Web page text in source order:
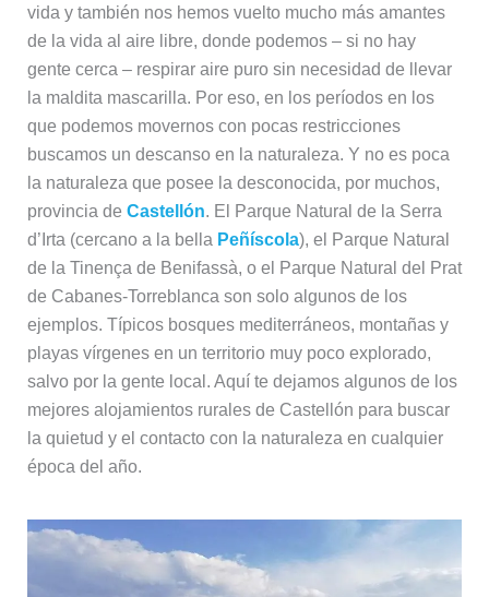
vida y también nos hemos vuelto mucho más amantes
de la vida al aire libre, donde podemos – si no hay
gente cerca – respirar aire puro sin necesidad de llevar
la maldita mascarilla. Por eso, en los períodos en los
que podemos movernos con pocas restricciones
buscamos un descanso en la naturaleza. Y no es poca
la naturaleza que posee la desconocida, por muchos,
provincia de Castellón. El Parque Natural de la Serra
d’Irta (cercano a la bella Peñíscola), el Parque Natural
de la Tinença de Benifassà, o el Parque Natural del Prat
de Cabanes-Torreblanca son solo algunos de los
ejemplos. Típicos bosques mediterráneos, montañas y
playas vírgenes en un territorio muy poco explorado,
salvo por la gente local. Aquí te dejamos algunos de los
mejores alojamientos rurales de Castellón para buscar
la quietud y el contacto con la naturaleza en cualquier
época del año.